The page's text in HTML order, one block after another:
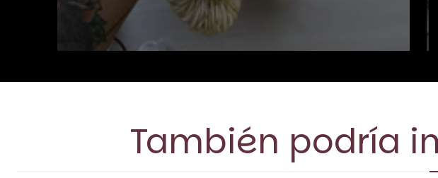
También podría